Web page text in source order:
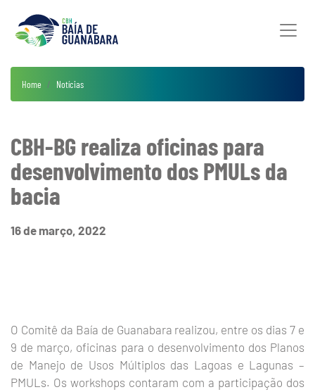
Home Notícias
CBH-BG realiza oficinas para
desenvolvimento dos PMULs da
bacia
16 de março, 2022
O Comitê da Baía de Guanabara realizou, entre os dias 7 e
9 de março, oficinas para o desenvolvimento dos Planos
de Manejo de Usos Múltiplos das Lagoas e Lagunas –
PMULs. Os workshops contaram com a participação dos